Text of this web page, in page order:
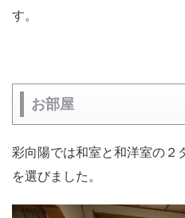
す。
お部屋
彩向陽では和室と和洋室の２
を選びました。